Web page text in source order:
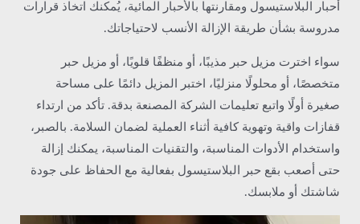
أحبار البلاستيسول ومقارنتها بالأحبار المائية، يُمكنك اتخاذ قرارات
مدروسة بشأن طريقة الإزالة الأنسب لاحتياجاتك.
سواء اخترت مزيل حبر مذيبًا، أو منظفًا قلويًا، أو مزيل حبر
متخصصًا، أو محلولًا منزليًا، اختبر المزيل دائمًا على مساحة
صغيرة أولًا واتبع تعليمات الشركة المصنعة بدقة. تأكد من ارتداء
قفازات واقية وتهوية كافية أثناء العملية لضمان السلامة. بالصبر،
واستخدام الأدوات المناسبة، والتقنيات المناسبة، يمكنك إزالة
حتى أصعب بقع حبر البلاستيسول بفعالية مع الحفاظ على جودة
شاشتك أو ملابسك.